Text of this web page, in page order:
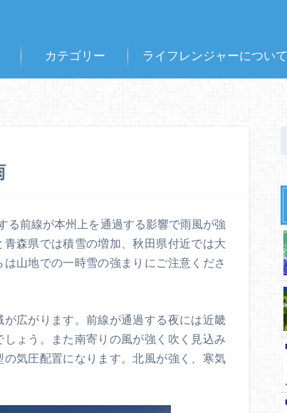
カテゴリー ライフレンジャーについて
る前線が本州上を通過する影響で雨風が強
森県では積雪の増加、秋田県付近では大
山地での一時雪の強まりにご注意くださ
広がります。前線が通過する夜には近畿
ょう。また南寄りの風が強く吹く見込み
気圧配置になります。北風が強く、寒気